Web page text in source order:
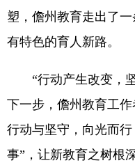
塑，儋州教育走出了一
有特色的育人新路。
“行动产生改变，坚
下一步，儋州教育工
行动与坚守，向光而
事”，让新教育之树根